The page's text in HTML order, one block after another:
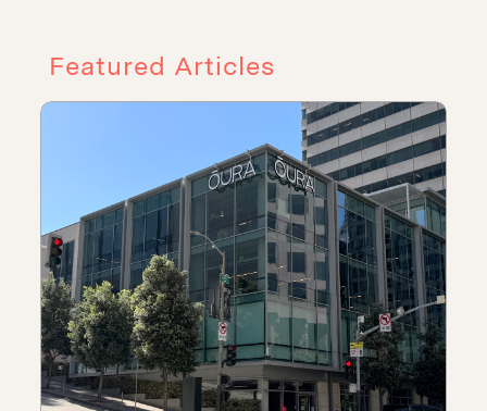
Featured Articles